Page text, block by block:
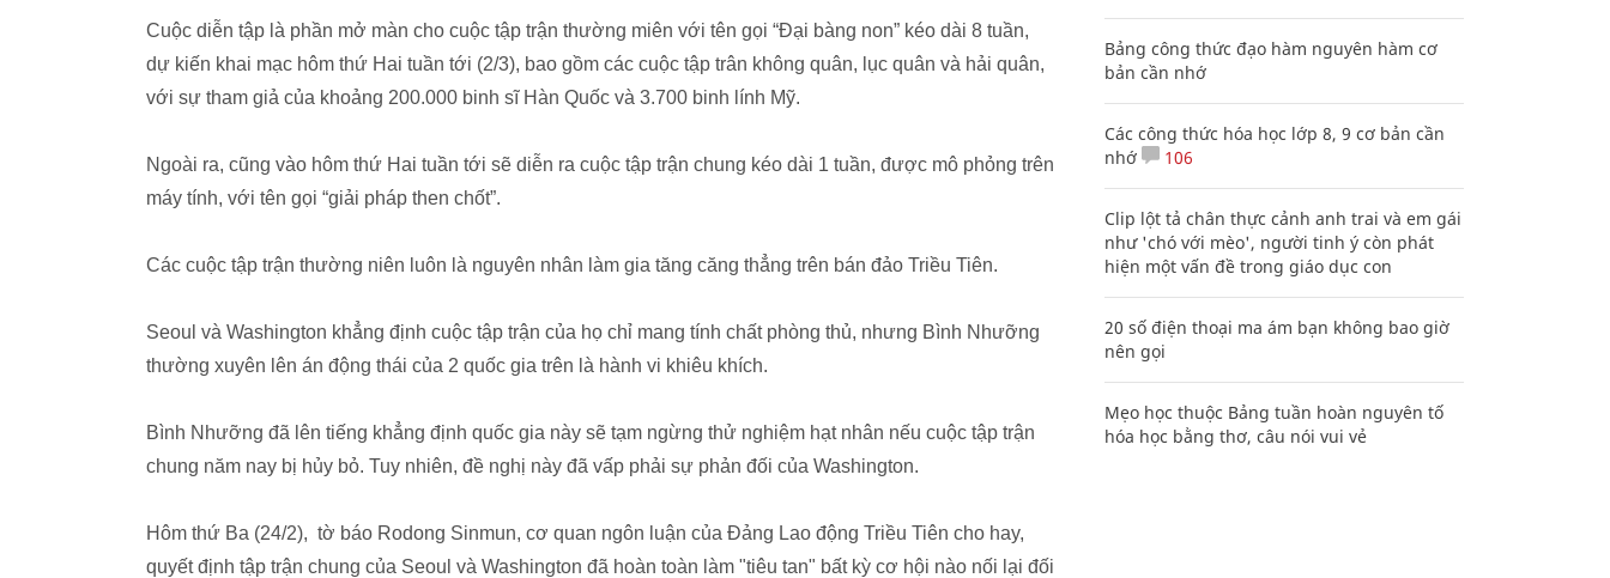
Cuộc diễn tập là phần mở màn cho cuộc tập trận thường miên với tên gọi “Đại bàng non” kéo dài 8 tuần,
dự kiến khai mạc hôm thứ Hai tuần tới (2/3), bao gồm các cuộc tập trân không quân, lục quân và hải quân,
với sự tham giả của khoảng 200.000 binh sĩ Hàn Quốc và 3.700 binh lính Mỹ.
Ngoài ra, cũng vào hôm thứ Hai tuần tới sẽ diễn ra cuộc tập trận chung kéo dài 1 tuần, được mô phỏng trên
máy tính, với tên gọi “giải pháp then chốt”.
Các cuộc tập trận thường niên luôn là nguyên nhân làm gia tăng căng thẳng trên bán đảo Triều Tiên.
Seoul và Washington khẳng định cuộc tập trận của họ chỉ mang tính chất phòng thủ, nhưng Bình Nhưỡng
thường xuyên lên án động thái của 2 quốc gia trên là hành vi khiêu khích.
Bình Nhưỡng đã lên tiếng khẳng định quốc gia này sẽ tạm ngừng thử nghiệm hạt nhân nếu cuộc tập trận
chung năm nay bị hủy bỏ. Tuy nhiên, đề nghị này đã vấp phải sự phản đối của Washington.
Hôm thứ Ba (24/2), tờ báo Rodong Sinmun, cơ quan ngôn luận của Đảng Lao động Triều Tiên cho hay,
quyết định tập trận chung của Seoul và Washington đã hoàn toàn làm "tiêu tan" bất kỳ cơ hội nào nối lại đối
Bảng công thức đạo hàm nguyên hàm cơ
bản cần nhớ
Các công thức hóa học lớp 8, 9 cơ bản cần
nhớ
106
Clip lột tả chân thực cảnh anh trai và em gái
như 'chó với mèo', người tinh ý còn phát
hiện một vấn đề trong giáo dục con
20 số điện thoại ma ám bạn không bao giờ
nên gọi
Mẹo học thuộc Bảng tuần hoàn nguyên tố
hóa học bằng thơ, câu nói vui vẻ